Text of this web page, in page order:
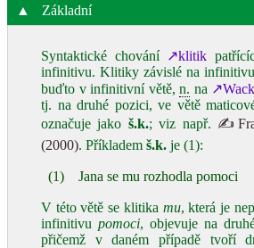
▲ Základní
Syntaktické chování ↗klitik
infinitivu. Klitiky závislé na
buďto v infinitivní větě,n. na
tj. na druhé pozici, ve větě
označuje jako š.k.; viz např.
(2000). Příkladem š.k. je (1):
(1) Jana se mu rozhodla pomoci
V této větě se klitika mu, která je
infinitivupomoci, objevuje na
přičemž v daném případě tvoří